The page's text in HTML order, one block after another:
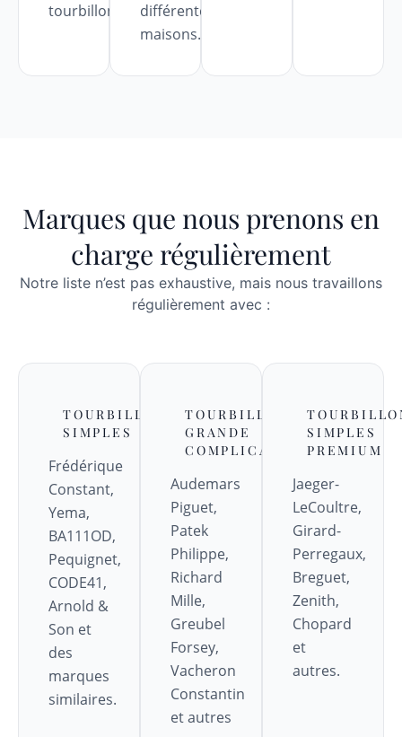
tourbillon.
différentes
maisons.
Marques que nous prenons en
charge régulièrement
Notre liste n’est pas exhaustive, mais nous travaillons
régulièrement avec :
TOURBILLONS
SIMPLES
Frédérique
Constant,
Yema,
BA111OD,
Pequignet,
CODE41,
Arnold &
Son et
des
marques
similaires.
TOURBILLONS
GRANDE
COMPLICATION
Audemars
Piguet,
Patek
Philippe,
Richard
Mille,
Greubel
Forsey,
Vacheron
Constantin
et autres
SIMPLES
PREMIUM
Jaeger-
LeCoultre,
Girard-
Perregaux,
Breguet,
Zenith,
Chopard
et
autres.